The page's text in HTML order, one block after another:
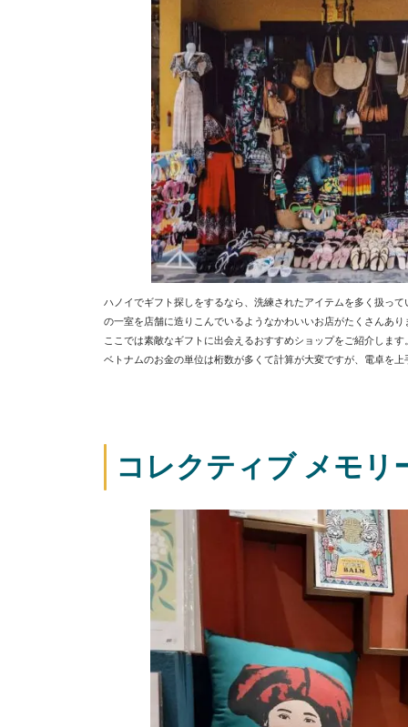
ハノイでギフト探しをするなら、洗練されたアイテムを多く扱っ
の一室を店舗に造りこんでいるようなかわいいお店がたくさんあり
ここでは素敵なギフトに出会えるおすすめショップをご紹介します
ベトナムのお金の単位は桁数が多くて計算が大変ですが、電卓を
コレクティブ メモリ